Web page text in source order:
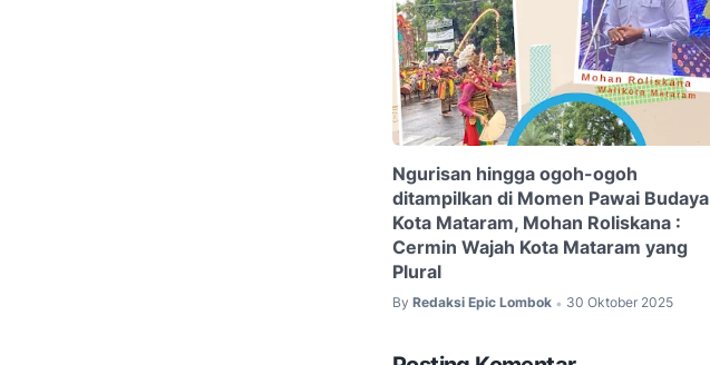
Ngurisan hingga ogoh-ogoh
ditampilkan di Momen Pawai Budaya
Kota Mataram, Mohan Roliskana :
Cermin Wajah Kota Mataram yang
Plural
By Redaksi Epic Lombok • 30 Oktober 2025